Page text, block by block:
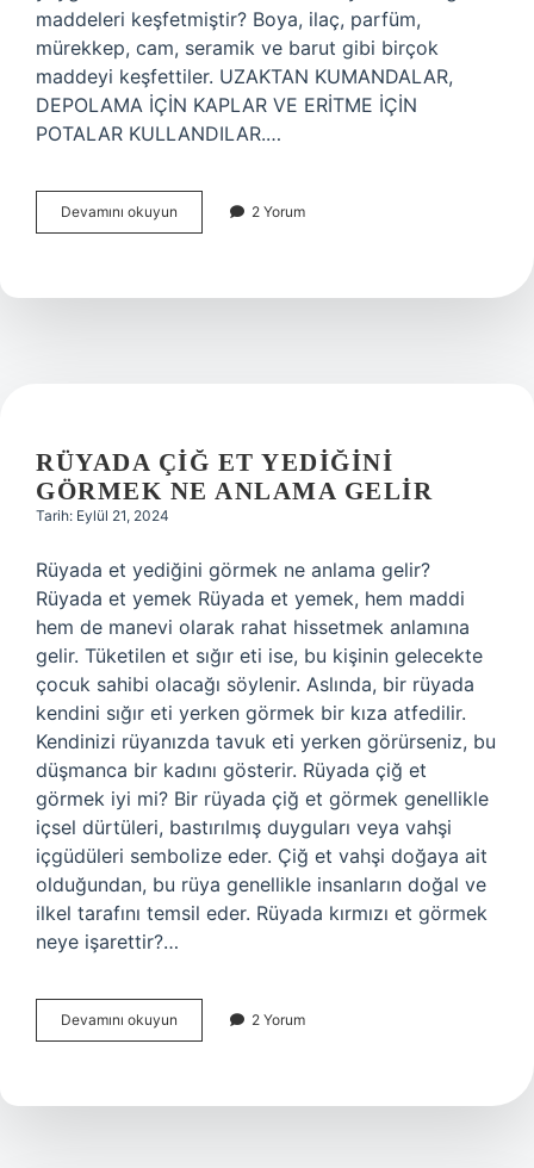
maddeleri keşfetmiştir? Boya, ilaç, parfüm,
mürekkep, cam, seramik ve barut gibi birçok
maddeyi keşfettiler. UZAKTAN KUMANDALAR,
DEPOLAMA İÇİN KAPLAR VE ERİTME İÇİN
POTALAR KULLANDILAR.…
Devamını okuyun
Simyacılar
Mı
2 Yorum
RÜYADA ÇIĞ ET YEDIĞINI
GÖRMEK NE ANLAMA GELIR
Tarih: Eylül 21, 2024
Rüyada et yediğini görmek ne anlama gelir?
Rüyada et yemek Rüyada et yemek, hem maddi
hem de manevi olarak rahat hissetmek anlamına
gelir. Tüketilen et sığır eti ise, bu kişinin gelecekte
çocuk sahibi olacağı söylenir. Aslında, bir rüyada
kendini sığır eti yerken görmek bir kıza atfedilir.
Kendinizi rüyanızda tavuk eti yerken görürseniz, bu
düşmanca bir kadını gösterir. Rüyada çiğ et
görmek iyi mi? Bir rüyada çiğ et görmek genellikle
içsel dürtüleri, bastırılmış duyguları veya vahşi
içgüdüleri sembolize eder. Çiğ et vahşi doğaya ait
olduğundan, bu rüya genellikle insanların doğal ve
ilkel tarafını temsil eder. Rüyada kırmızı et görmek
neye işarettir?…
Devamını okuyun
Çiğ
Görmek
2 Yorum